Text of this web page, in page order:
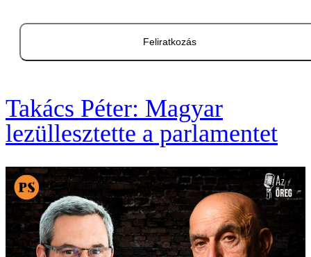
Feliratkozás
Takács Péter: Magyar
lezüllesztette a parlamentet